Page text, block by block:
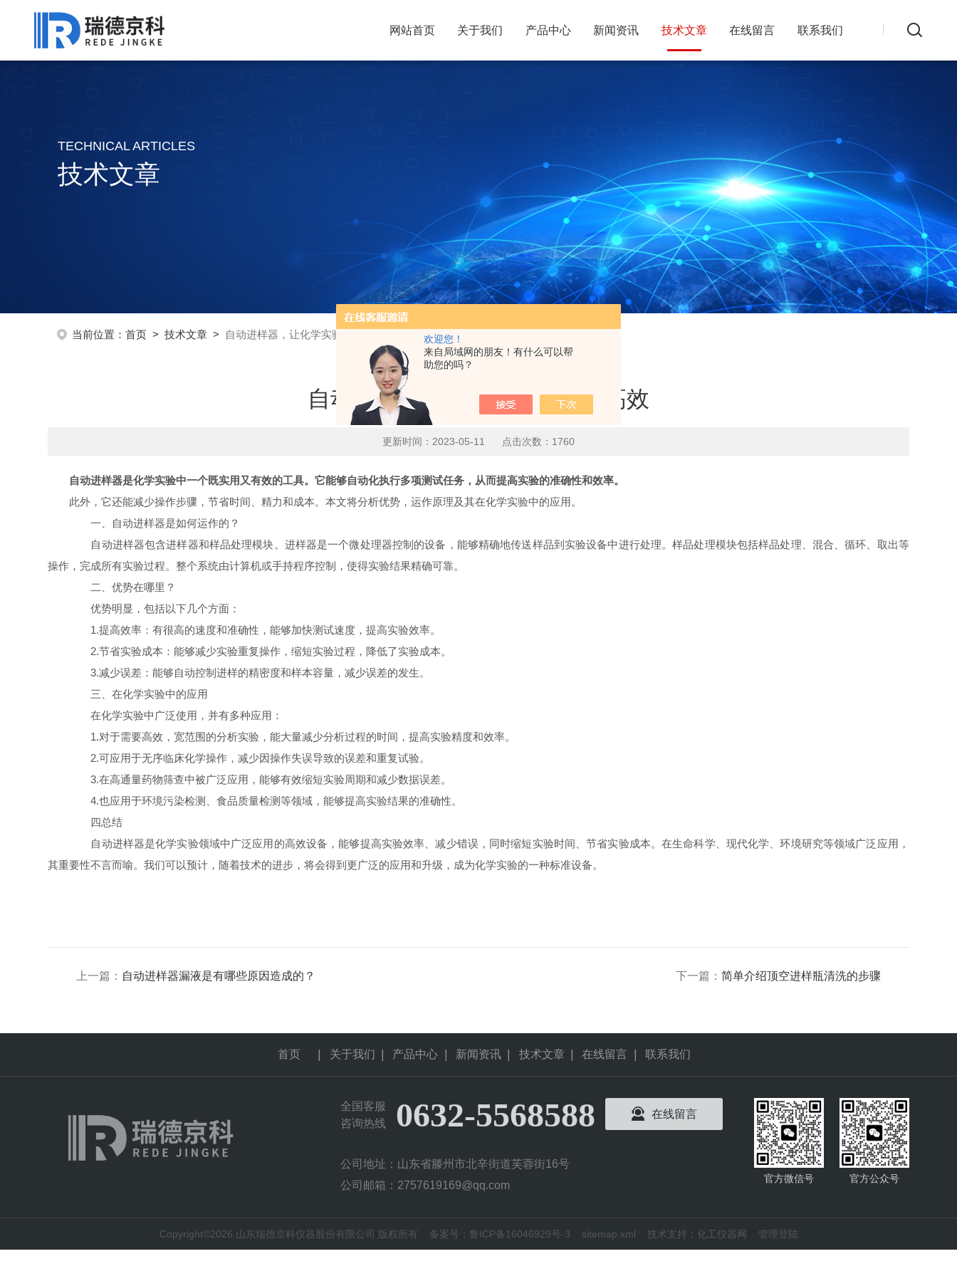
欢迎您！
来自局域网的朋友！有什么可以帮
助您的吗？
网站首页 关于我们 产品中心 新闻资讯 技术文章 在线留言 联系我们
TECHNICAL ARTICLES
技术文章
当前位置：首页 >技术文章 > 自动进样器，让化学实验更加高效
自动进样器，让化学实验更加高效
更新时间：2023-05-11 点击次数：1760
自动进样器是化学实验中一个既实用又有效的工具。它能够自动化执行多项测试任务，从而提高实验的准确性和效率。
此外，它还能减少操作步骤，节省时间、精力和成本。本文将分析优势，运作原理及其在化学实验中的应用。
一、自动进样器是如何运作的？
自动进样器包含进样器和样品处理模块。进样器是一个微处理器控制的设备，能够精确地传送样品到实验设备中进行处理。样品处理模块包括样品处理、混合、循环、取出等
操作，完成所有实验过程。整个系统由计算机或手持程序控制，使得实验结果精确可靠。
二、优势在哪里？
优势明显，包括以下几个方面：
1.提高效率：有很高的速度和准确性，能够加快测试速度，提高实验效率。
2.节省实验成本：能够减少实验重复操作，缩短实验过程，降低了实验成本。
3.减少误差：能够自动控制进样的精密度和样本容量，减少误差的发生。
三、在化学实验中的应用
在化学实验中广泛使用，并有多种应用：
1.对于需要高效，宽范围的分析实验，能大量减少分析过程的时间，提高实验精度和效率。
2.可应用于无序临床化学操作，减少因操作失误导致的误差和重复试验。
3.在高通量药物筛查中被广泛应用，能够有效缩短实验周期和减少数据误差。
4.也应用于环境污染检测、食品质量检测等领域，能够提高实验结果的准确性。
四总结
自动进样器是化学实验领域中广泛应用的高效设备，能够提高实验效率、减少错误，同时缩短实验时间、节省实验成本。在生命科学、现代化学、环境研究等领域广泛应用，
其重要性不言而喻。我们可以预计，随着技术的进步，将会得到更广泛的应用和升级，成为化学实验的一种标准设备。
上一篇： 自动进样器漏液是有哪些原因造成的？ 下一篇： 简单介绍顶空进样瓶清洗的步骤
首页 关于我们 产品中心 新闻资讯 技术文章 在线留言 联系我们
全国客服
咨询热线
0632-5568588 在线留言
公司地址：山东省滕州市北辛街道芙蓉街16号
公司邮箱：2757619169@qq.com
官方微信号 官方公众号
Copyright©2026 山东瑞德京科仪器股份有限公司 版权所有 备案号：鲁ICP备16046929号-3 sitemap.xml 技术支持： 化工仪器网 管理登陆